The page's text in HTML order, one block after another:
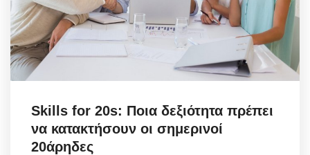
Skills for 20s: Ποια δεξιότητα πρέπει
να κατακτήσουν οι σημερινοί
20άρηδες